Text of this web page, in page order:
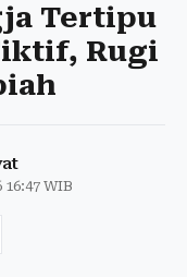
Tertipu
Rugi
WIB